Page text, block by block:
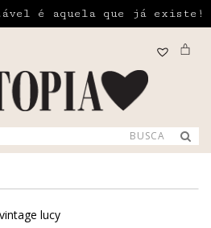
é aquela que já existe!
lucy